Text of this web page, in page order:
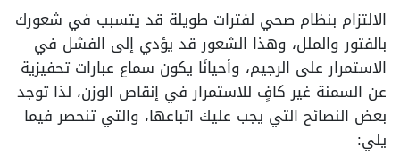
الالتزام بنظام صحي لفترات طويلة قد يتسبب في شعورك
بالفتور والملل، وهذا الشعور قد يؤدي إلى الفشل في
الاستمرار على الرجيم، وأحيانًا يكون سماع عبارات تحفيزية
عن السمنة غير كافٍ للاستمرار في إنقاص الوزن، لذا توجد
بعض النصائح التي يجب عليك اتباعها، والتي تنحصر فيما
يلي: